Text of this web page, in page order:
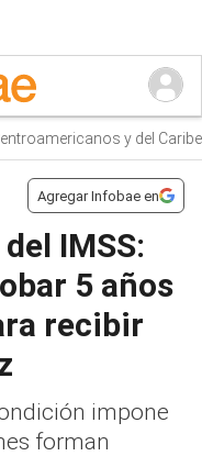
y del Caribe 2026
Agregar Infobae en
IMSS:
5 años
recibir
impone
forman